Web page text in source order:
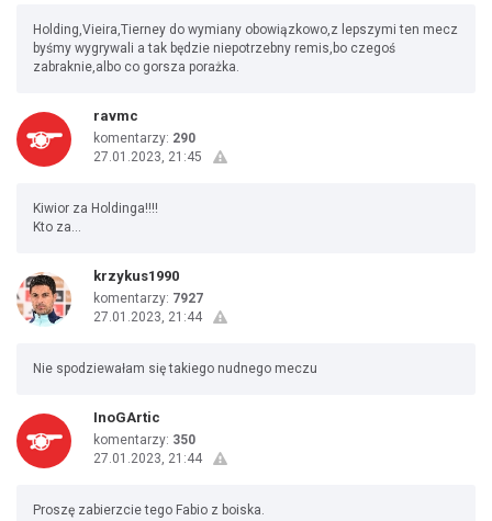
Holding,Vieira,Tierney do wymiany obowiązkowo,z lepszymi ten mecz
byśmy wygrywali a tak będzie niepotrzebny remis,bo czegoś
zabraknie,albo co gorsza porażka.
ravmc
komentarzy: 290
27.01.2023, 21:45
Kiwior za Holdinga!!!!
Kto za...
krzykus1990
komentarzy: 7927
27.01.2023, 21:44
Nie spodziewałam się takiego nudnego meczu
InoGArtic
komentarzy: 350
27.01.2023, 21:44
Proszę zabierzcie tego Fabio z boiska.